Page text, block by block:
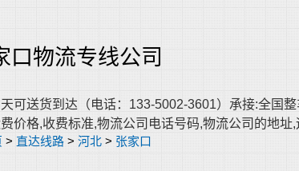
口物流专线公司
可送货到达（电话：133-5002-3601）承接:全国
格,收费标准,物流公司电话号码,物流公司的地址,
> 直达线路> 河北> 张家口